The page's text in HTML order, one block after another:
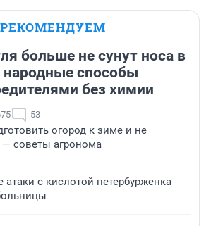
РЕКОМЕНДУЕМ
больше не сунут носа в
народные способы
без химии
53
огород к зиме и не
— советы агронома
с кислотой петербурженка